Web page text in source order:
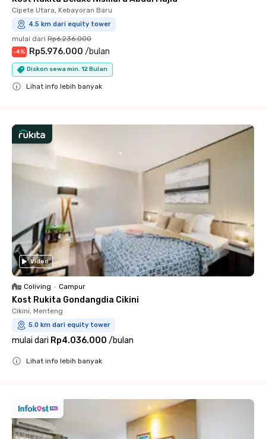
Cipete Utara, Kebayoran Baru
4.5 km dari equity tower
mulai dari Rp6.236.000
-4% Rp5.976.000 /bulan
Diskon sewa min. 12 Bulan
Lihat info lebih banyak
Video
Coliving • Campur
Kost Rukita Gondangdia Cikini
Cikini, Menteng
5.0 km dari equity tower
mulai dari Rp4.036.000 /bulan
Lihat info lebih banyak